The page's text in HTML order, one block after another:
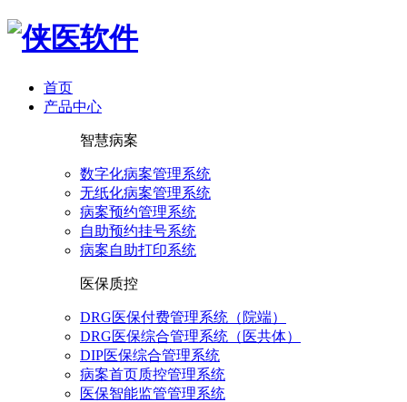
首页
产品中心
智慧病案
数字化病案管理系统
无纸化病案管理系统
病案预约管理系统
自助预约挂号系统
病案自助打印系统
医保质控
DRG医保付费管理系统（院端）
DRG医保综合管理系统（医共体）
DIP医保综合管理系统
病案首页质控管理系统
医保智能监管管理系统